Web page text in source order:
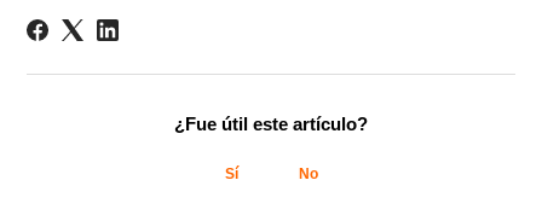
¿Fue útil este artículo?
Sí No